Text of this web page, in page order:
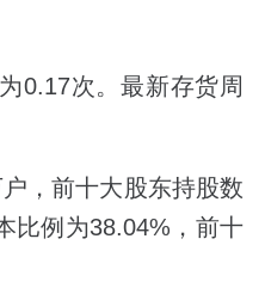
0.17次。最新存货周
，前十大股东持股数
比例为38.04%，前十